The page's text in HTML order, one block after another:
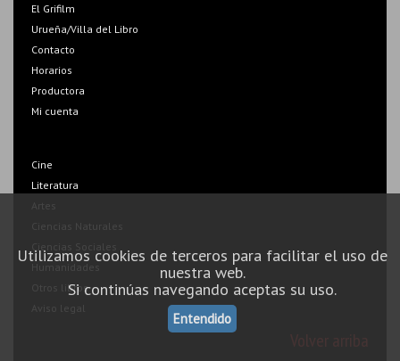
Utilizamos cookies de terceros para facilitar el uso de
nuestra web.
Si continúas navegando aceptas su uso.
Entendido
El Grifilm
Urueña/Villa del Libro
Contacto
Horarios
Productora
Mi cuenta
Cine
Literatura
Artes
Ciencias Naturales
Ciencias Sociales
Humanidades
Otros libros
Aviso legal
Volver arriba